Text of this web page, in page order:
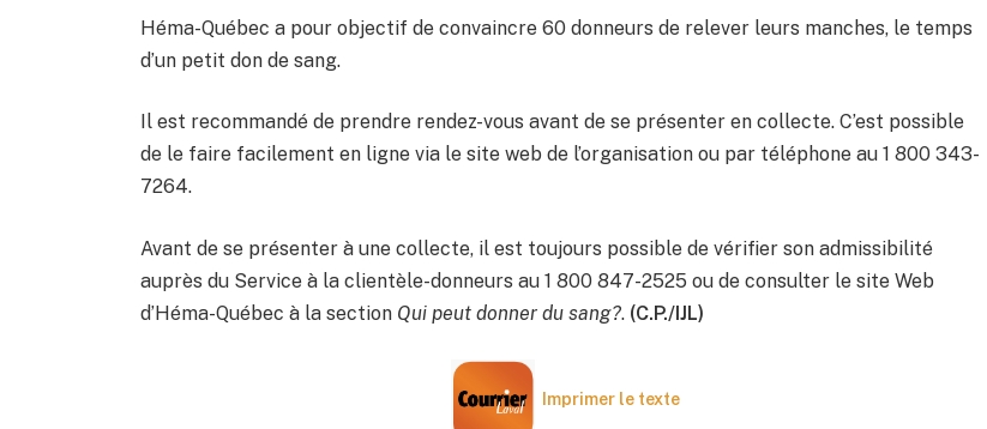
Héma-Québec a pour objectif de convaincre 60 donneurs de relever leurs manches, le temps
d’un petit don de sang.
Il est recommandé de prendre rendez-vous avant de se présenter en collecte. C’est possible
de le faire facilement en ligne via le site web de l’organisation ou par téléphone au 1 800 343-
7264.
Avant de se présenter à une collecte, il est toujours possible de vérifier son admissibilité
auprès du Service à la clientèle-donneurs au 1 800 847-2525 ou de consulter le site Web
d’Héma-Québec à la section Qui peut donner du sang?. (C.P./IJL)
Imprimer le texte